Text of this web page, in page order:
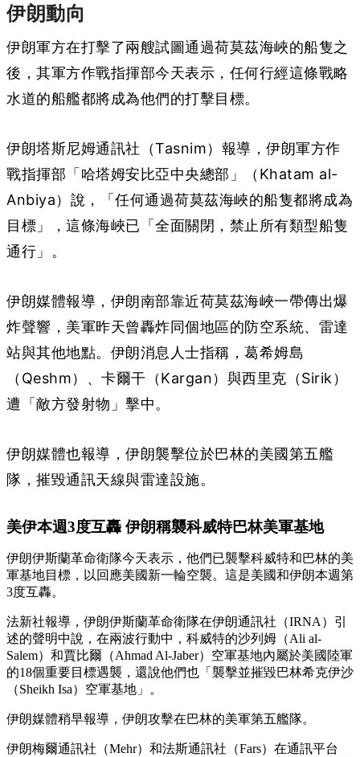
伊朗動向
伊朗軍方在打擊了兩艘試圖通過荷莫茲海峽的船隻之
後，其軍方作戰指揮部今天表示，任何行經這條戰略
水道的船艦都將成為他們的打擊目標。
伊朗塔斯尼姆通訊社（Tasnim）報導，伊朗軍方作
戰指揮部「哈塔姆安比亞中央總部」（Khatam al-
Anbiya）說，「任何通過荷莫茲海峽的船隻都將成為
目標」，這條海峽已「全面關閉，禁止所有類型船隻
通行」。
伊朗媒體報導，伊朗南部靠近荷莫茲海峽一帶傳出爆
炸聲響，美軍昨天曾轟炸同個地區的防空系統、雷達
站與其他地點。伊朗消息人士指稱，葛希姆島
（Qeshm）、卡爾干（Kargan）與西里克（Sirik）
遭「敵方發射物」擊中。
伊朗媒體也報導，伊朗襲擊位於巴林的美國第五艦
隊，摧毀通訊天線與雷達設施。
美伊本週3度互轟 伊朗稱襲科威特巴林美軍基地
伊朗伊斯蘭革命衛隊今天表示，他們已襲擊科威特和巴林的美
軍基地目標，以回應美國新一輪空襲。這是美國和伊朗本週第
3度互轟。
法新社報導，伊朗伊斯蘭革命衛隊在伊朗通訊社（IRNA）引
述的聲明中說，在兩波行動中，科威特的沙列姆（Ali al-
Salem）和賈比爾（Ahmad Al-Jaber）空軍基地內屬於美國陸軍
的18個重要目標遇襲，還說他們也「襲擊並摧毀巴林希克伊沙
（Sheikh Isa）空軍基地」。
伊朗媒體稍早報導，伊朗攻擊在巴林的美軍第五艦隊。
伊朗梅爾通訊社（Mehr）和法斯通訊社（Fars）在通訊平台